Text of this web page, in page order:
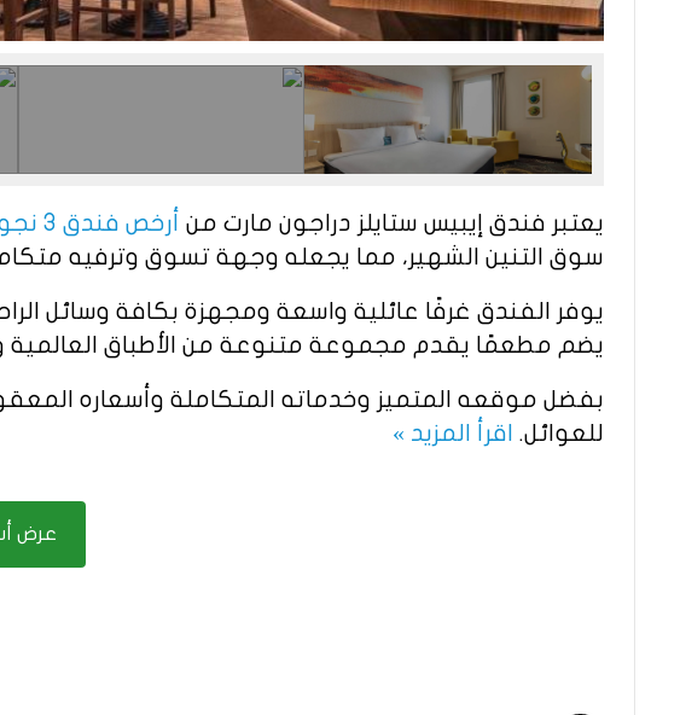
يعتبر فندق إيبيس ستايلز دراجون مارت من أرخص فندق 3 نجوم في دبي
سوق التنين الشهير، مما يجعله وجهة تسوق وترفيه
يوفر الفندق غرفًا عائلية واسعة ومجهزة بكافة وسائل
يضم مطعمًا يقدم مجموعة متنوعة من الأطباق العالمية
بفضل موقعه المتميز وخدماته المتكاملة وأسعاره
للعوائل. اقرأ المزيد »
عرض